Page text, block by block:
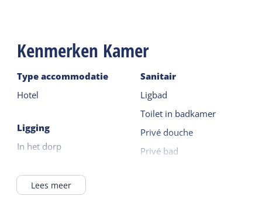
Kenmerken Kamer
Type accommodatie
Hotel
Ligging
In het dorp
Verzorging
Kamer met ontbijt
Sanitair
Ligbad
Toilet in badkamer
Privé douche
Privé bad
Lees meer